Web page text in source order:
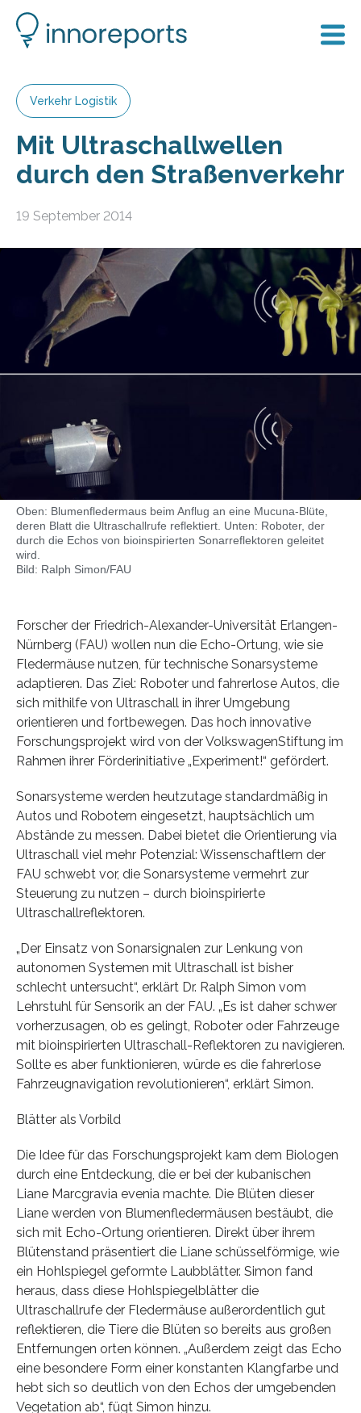
Verkehr Logistik
Mit Ultraschallwellen
durch den Straßenverkehr
19 September 2014
Oben: Blumenfledermaus beim Anflug an eine Mucuna-Blüte,
deren Blatt die Ultraschallrufe reflektiert. Unten: Roboter, der
durch die Echos von bioinspirierten Sonarreflektoren geleitet
wird.
Bild: Ralph Simon/FAU
Forscher der Friedrich-Alexander-Universität Erlangen-
Nürnberg (FAU) wollen nun die Echo-Ortung, wie sie
Fledermäuse nutzen, für technische Sonarsysteme
adaptieren. Das Ziel: Roboter und fahrerlose Autos, die
sich mithilfe von Ultraschall in ihrer Umgebung
orientieren und fortbewegen. Das hoch innovative
Forschungsprojekt wird von der VolkswagenStiftung im
Rahmen ihrer Förderinitiative „Experiment!“ gefördert.
Sonarsysteme werden heutzutage standardmäßig in
Autos und Robotern eingesetzt, hauptsächlich um
Abstände zu messen. Dabei bietet die Orientierung via
Ultraschall viel mehr Potenzial: Wissenschaftlern der
FAU schwebt vor, die Sonarsysteme vermehrt zur
Steuerung zu nutzen – durch bioinspirierte
Ultraschallreflektoren.
„Der Einsatz von Sonarsignalen zur Lenkung von
autonomen Systemen mit Ultraschall ist bisher
schlecht untersucht“, erklärt Dr. Ralph Simon vom
Lehrstuhl für Sensorik an der FAU. „Es ist daher schwer
vorherzusagen, ob es gelingt, Roboter oder Fahrzeuge
mit bioinspirierten Ultraschall-Reflektoren zu navigieren.
Sollte es aber funktionieren, würde es die fahrerlose
Fahrzeugnavigation revolutionieren“, erklärt Simon.
Blätter als Vorbild
Die Idee für das Forschungsprojekt kam dem Biologen
durch eine Entdeckung, die er bei der kubanischen
Liane Marcgravia evenia machte. Die Blüten dieser
Liane werden von Blumenfledermäusen bestäubt, die
sich mit Echo-Ortung orientieren. Direkt über ihrem
Blütenstand präsentiert die Liane schüsselförmige, wie
ein Hohlspiegel geformte Laubblätter. Simon fand
heraus, dass diese Hohlspiegelblätter die
Ultraschallrufe der Fledermäuse außerordentlich gut
reflektieren, die Tiere die Blüten so bereits aus großen
Entfernungen orten können. „Außerdem zeigt das Echo
eine besondere Form einer konstanten Klangfarbe und
hebt sich so deutlich von den Echos der umgebenden
Vegetation ab“, fügt Simon hinzu.